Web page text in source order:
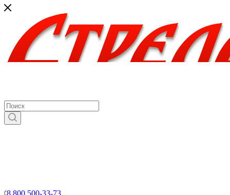
8 800 500-33-73